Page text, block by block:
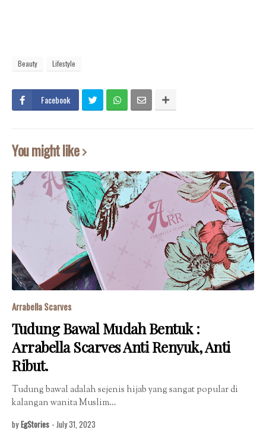
Beauty Lifestyle
Facebook
You might like
Arrabella Scarves
Tudung Bawal Mudah Bentuk :
Arrabella Scarves Anti Renyuk, Anti
Ribut.
Tudung bawal adalah sejenis hijab yang sangat popular di
kalangan wanita Muslim…
by EgStories - July 31, 2023